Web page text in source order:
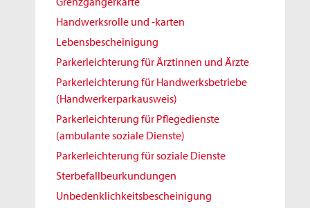
Handwerksrolle und -karten
Lebensbescheinigung
Parkerleichterung für Ärztinnen und Ärzte
Parkerleichterung für Handwerksbetriebe
(Handwerkerparkausweis)
Parkerleichterung für Pflegedienste
(ambulante soziale Dienste)
Parkerleichterung für soziale Dienste
Sterbefallbeurkundungen
Unbedenklichkeitsbescheinigung